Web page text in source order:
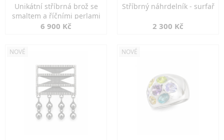
Unikátní stříbrná brož se
smaltem a říčními perlami
6 900 Kč
Stříbrný náhrdelník - surfař
2 300 Kč
NOVÉ NOVÉ